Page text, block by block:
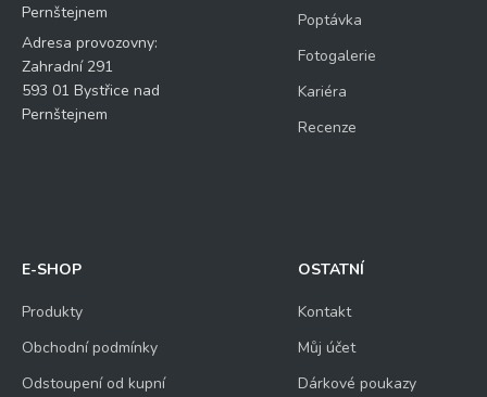
Pernštejnem
Adresa provozovny:
Zahradní 291
593 01 Bystřice nad
Pernštejnem
Poptávka
Fotogalerie
Kariéra
Recenze
E-SHOP
Produkty
Obchodní podmínky
Odstoupení od kupní
OSTATNÍ
Kontakt
Můj účet
Dárkové poukazy